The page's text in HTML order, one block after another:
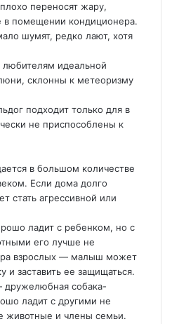
переносят жару,
в помещении кондиционера.
шумят, редко лают, хотя
любителям идеальной
склонны к метеоризму
подходит только для в
не приспособлены к
в большом количестве
Если дома долго
стать агрессивной или
ладит с ребенком, но с
его лучше не
взрослых — малыш может
и заставить ее защищаться.
собака-
ладит с другими не
животные и члены семьи.